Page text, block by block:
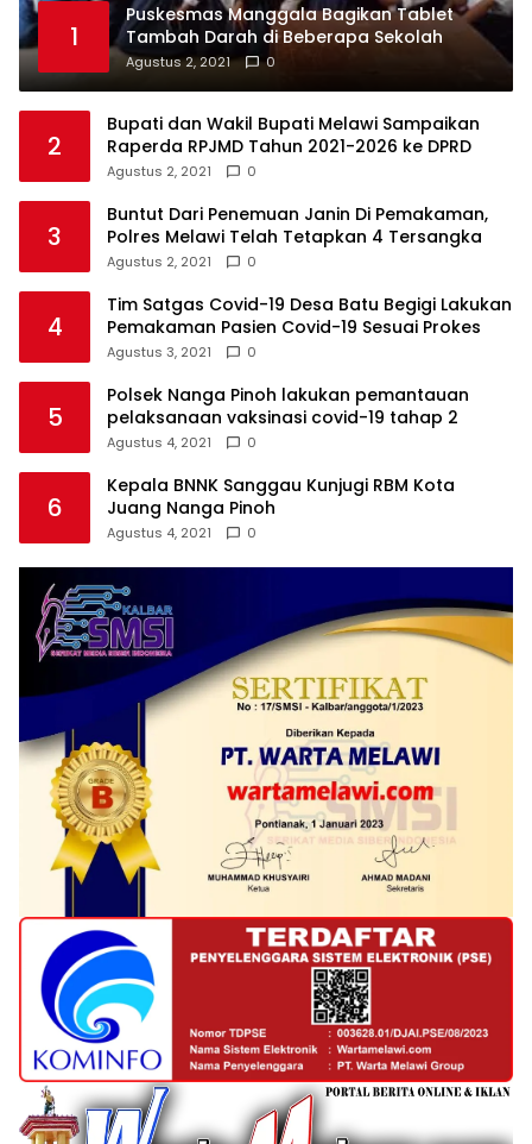
1
Puskesmas Manggala Bagikan Tablet
Tambah Darah di Beberapa Sekolah
Agustus 2, 2021 0
2
Bupati dan Wakil Bupati Melawi Sampaikan
Raperda RPJMD Tahun 2021-2026 ke DPRD
Agustus 2, 2021 0
3
Buntut Dari Penemuan Janin Di Pemakaman,
Polres Melawi Telah Tetapkan 4 Tersangka
Agustus 2, 2021 0
4
Tim Satgas Covid-19 Desa Batu Begigi Lakukan
Pemakaman Pasien Covid-19 Sesuai Prokes
Agustus 3, 2021 0
5
Polsek Nanga Pinoh lakukan pemantauan
pelaksanaan vaksinasi covid-19 tahap 2
Agustus 4, 2021 0
6
Kepala BNNK Sanggau Kunjugi RBM Kota
Juang Nanga Pinoh
Agustus 4, 2021 0